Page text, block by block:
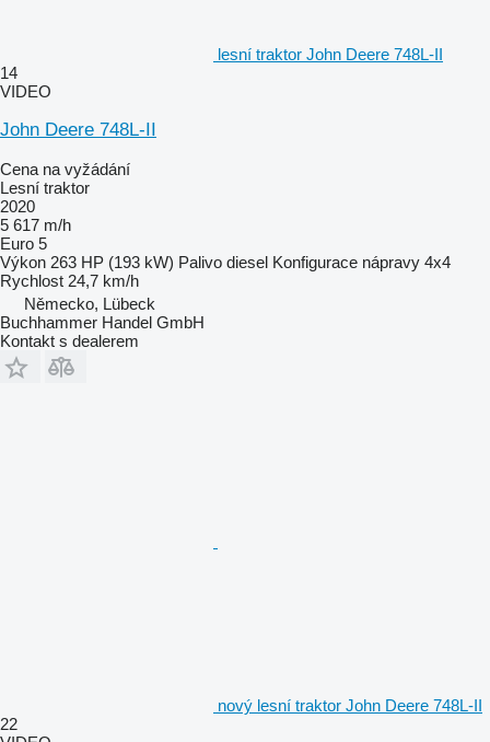
lesní traktor John Deere 748L-II
14
VIDEO
John Deere 748L-II
Cena na vyžádání
Lesní traktor
2020
5 617 m/h
Euro 5
Výkon 263 HP (193 kW) Palivo diesel Konfigurace nápravy 4x4
Rychlost 24,7 km/h
Německo, Lübeck
Buchhammer Handel GmbH
Kontakt s dealerem
nový lesní traktor John Deere 748L-II
22